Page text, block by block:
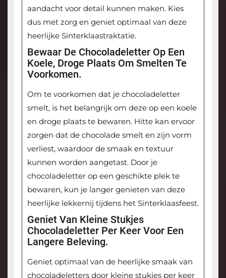
aandacht voor detail kunnen maken. Kies
dus met zorg en geniet optimaal van deze
heerlijke Sinterklaastraktatie.
Bewaar De Chocoladeletter Op Een
Koele, Droge Plaats Om Smelten Te
Voorkomen.
Om te voorkomen dat je chocoladeletter
smelt, is het belangrijk om deze op een koele
en droge plaats te bewaren. Hitte kan ervoor
zorgen dat de chocolade smelt en zijn vorm
verliest, waardoor de smaak en textuur
kunnen worden aangetast. Door je
chocoladeletter op een geschikte plek te
bewaren, kun je langer genieten van deze
heerlijke lekkernij tijdens het Sinterklaasfeest.
Geniet Van Kleine Stukjes
Chocoladeletter Per Keer Voor Een
Langere Beleving.
Geniet optimaal van de heerlijke smaak van
chocoladeletters door kleine stukjes per keer